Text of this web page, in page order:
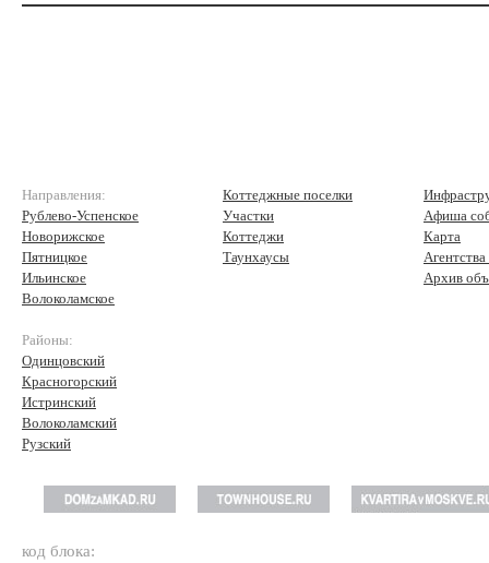
Направления:
Рублево-Успенское
Новорижское
Пятницкое
Ильинское
Волоколамское
Районы:
Одинцовский
Красногорский
Истринский
Волоколамский
Рузский
Коттеджные поселки
Участки
Коттеджи
Таунхаусы
Афиша
Карта
Архив
код блока: